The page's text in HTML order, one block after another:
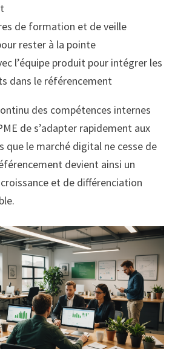
de formation et de veille
rester à la pointe
l’équipe produit pour intégrer les
dans le référencement
des compétences internes
de s’adapter rapidement aux
que le marché digital ne cesse de
devient ainsi un
et de différenciation